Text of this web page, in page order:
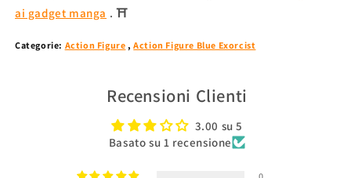
ai gadget manga . ⛩
Categorie: Action Figure ,Action Figure Blue Exorcist
Recensioni Clienti
3.00 su 5
Basato su 1 recensione